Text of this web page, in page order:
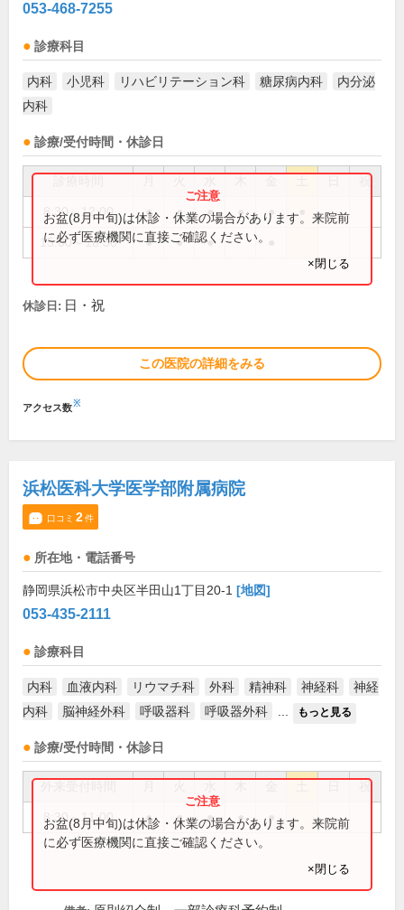
053-468-7255
診療科目
内科 小児科 リハビリテーション科 糖尿病内科
内分泌
内科
診療/受付時間・休診日
祝
8:30～12:00 ● ● ● ● ●
15:00～18:30 ● ● ●
お盆(8月中旬)は休診・休業の場合があります。来院前
に必ず医療機関に直接ご確認ください。
×閉じる
休診日: 日・祝
この医院の詳細をみる
アクセス数※
浜松医科大学医学部附属病院
口コミ 2件
所在地・電話番号
静岡県浜松市中央区半田山1丁目20-1 [地図]
053-435-2111
診療科目
内科 血液内科 リウマチ科 外科 精神科 神経科
神経
内科
脳神経外科 呼吸器科 呼吸器外科 もっと見る
診療/受付時間・休診日
祝
8:30～11:00 ● ● ● ● ●
お盆(8月中旬)は休診・休業の場合があります。来院前
に必ず医療機関に直接ご確認ください。
×閉じる